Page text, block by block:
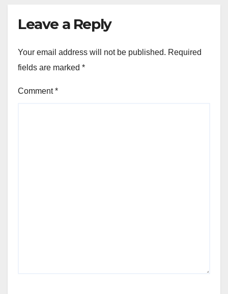
Leave a Reply
Your email address will not be published. Required
fields are marked *
Comment*